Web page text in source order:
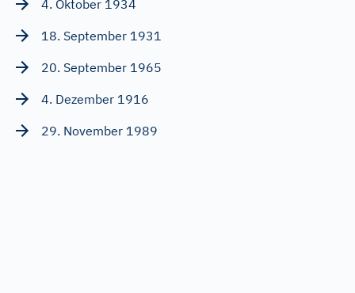
4. Oktober 1934
18. September 1931
20. September 1965
4. Dezember 1916
29. November 1989